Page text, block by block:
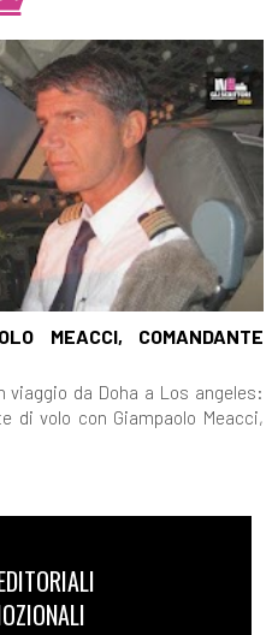
MEACCI, COMANDANTE
viaggio da Doha a Los angeles:
di volo con Giampaolo Meacci,